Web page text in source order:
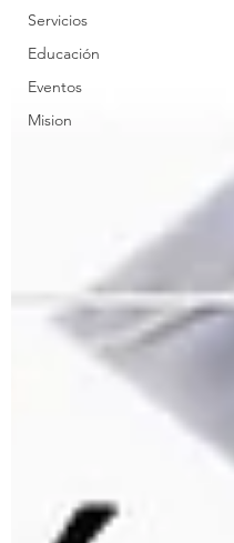
Servicios
Educación
Eventos
Mision